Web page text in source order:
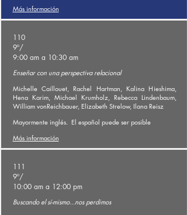
Más información
110
9º/
9:00 am a 10:30 am
Enseñar con una perspectiva relacional
Michelle Caillouet, Rachel Hartman, Kalina Hieshima,
Hena Karim, Michael Krumholz, Rebecca Lindenbaum,
William vonReichbauer, Elizabeth Strelow, Ilana Reisz
Mayormente inglés. El español puede ser posible
Más información
111
9º/
10:00 am a 12:00 pm
Buscando el sí-mismo...nos perdimos